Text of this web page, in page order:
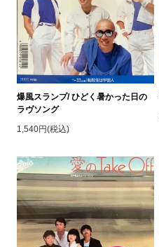
爆風スランプ/ ひどく暑かった日の
ラヴソング
1,540円(税込)